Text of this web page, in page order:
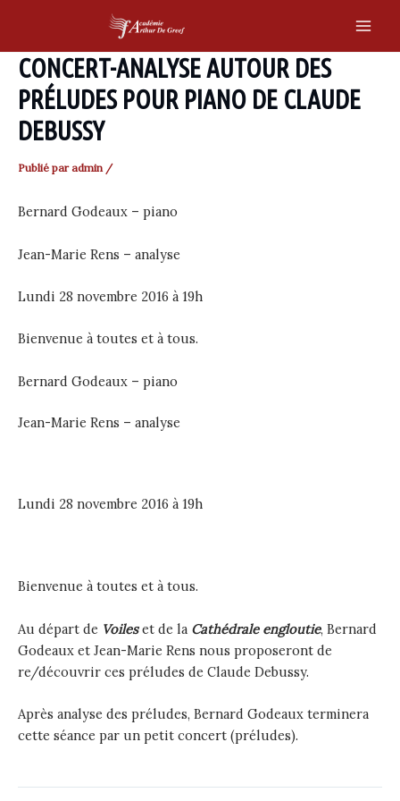
content
CONCERT-ANALYSE AUTOUR DES
PRÉLUDES POUR PIANO DE CLAUDE
DEBUSSY
Publié par admin /
Bernard Godeaux – piano
Jean-Marie Rens – analyse
Lundi 28 novembre 2016 à 19h
Bienvenue à toutes et à tous.
Bernard Godeaux – piano
Jean-Marie Rens – analyse
Lundi 28 novembre 2016 à 19h
Bienvenue à toutes et à tous.
Au départ de Voiles et de la Cathédrale engloutie, Bernard
Godeaux et Jean-Marie Rens nous proposeront de
re/découvrir ces préludes de Claude Debussy.
Après analyse des préludes, Bernard Godeaux terminera
cette séance par un petit concert (préludes).